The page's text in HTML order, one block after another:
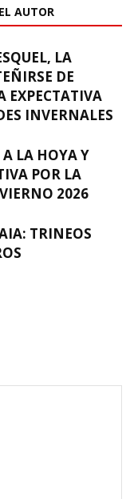
AUTOR
LA
DE
EXPECTATIVA
INVERNALES
A LA HOYA Y
POR LA
2026
TRINEOS